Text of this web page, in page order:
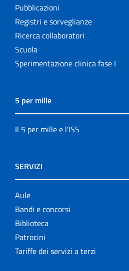
Pubblicazioni
Registri e sorveglianze
Ricerca collaboratori
Scuola
Sperimentazione clinica fase I
5 per mille
Il 5 per mille e l'ISS
SERVIZI
Aule
Bandi e concorsi
Biblioteca
Patrocini
Tariffe dei servizi a terzi